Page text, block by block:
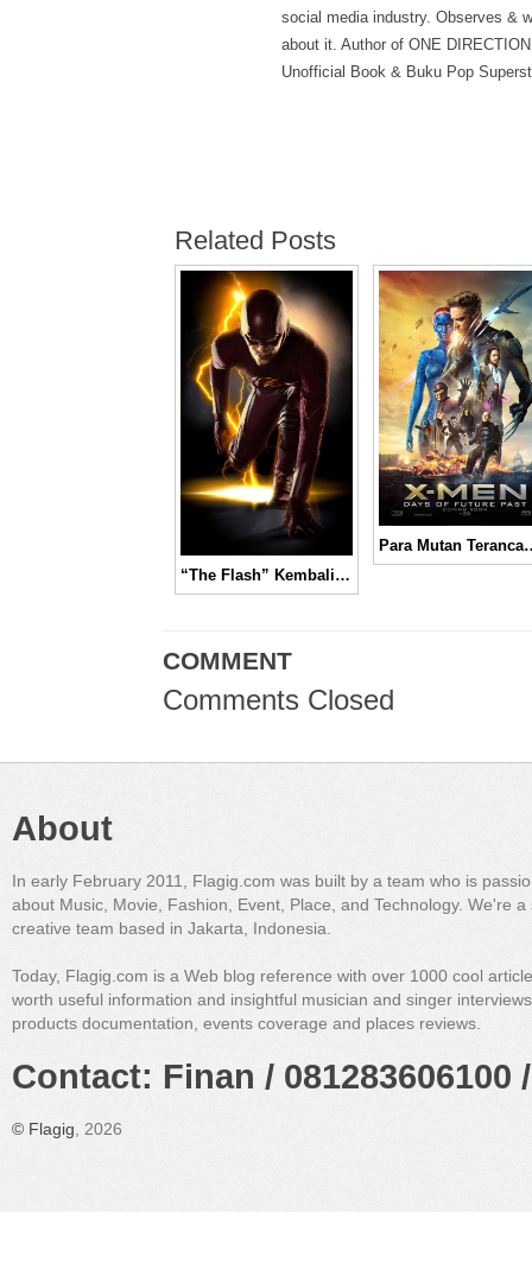
social media industry. Observes &
about it. Author of ONE
Unofficial Book & Buku Pop
Related Posts
“The Flash” Kembali Beraksi di Layar Kaca
Para Mutan Terancam
COMMENT
Comments Closed
About
In early February 2011, Flagig.com was built by a team who is
about Music, Movie, Fashion, Event, Place, and Technology. We're a
creative team based in Jakarta, Indonesia.
Today, Flagig.com is a Web blog reference with over 1000 cool
worth useful information and insightful musician and singer
products documentation, events coverage and places reviews.
Contact: Finan /
© Flagig, 2026